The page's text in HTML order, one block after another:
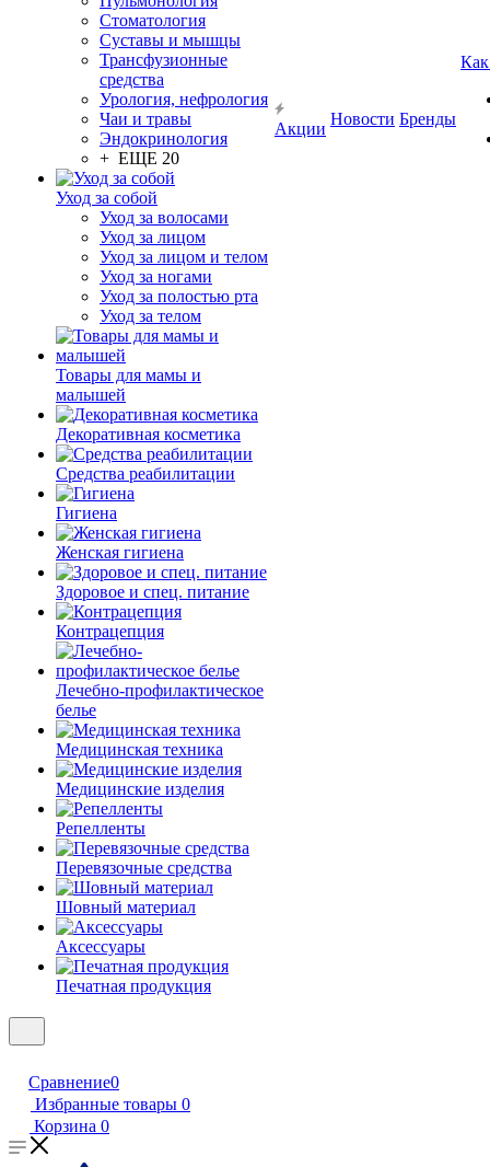
Стоматология
Суставы и мышцы
Трансфузионные
средства
Урология, нефрология
Чаи и травы
Эндокринология
+ ЕЩЕ 20
Уход за собой
Уход за волосами
Уход за лицом
Уход за лицом и телом
Уход за ногами
Уход за полостью рта
Уход за телом
Товары для мамы и
малышей
Декоративная косметика
Средства реабилитации
Гигиена
Женская гигиена
Здоровое и спец. питание
Контрацепция
Лечебно-профилактическое
белье
Медицинская техника
Медицинские изделия
Репелленты
Перевязочные средства
Шовный материал
Аксессуары
Печатная продукция
Акции
Новости Бренды
Сравнение0
Избранные товары 0
Корзина 0